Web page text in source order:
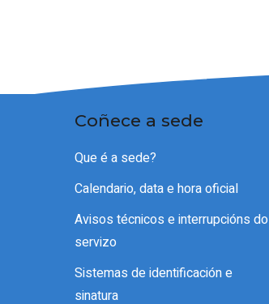
Coñece a sede
Que é a sede?
Calendario, data e hora oficial
Avisos técnicos e interrupcións do
servizo
Sistemas de identificación e
sinatura